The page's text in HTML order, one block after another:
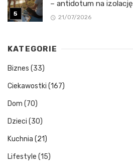
– antidotum na izolację
21/07/2026
KATEGORIE
Biznes (33)
Ciekawostki (167)
Dom (70)
Dzieci (30)
Kuchnia (21)
Lifestyle (15)